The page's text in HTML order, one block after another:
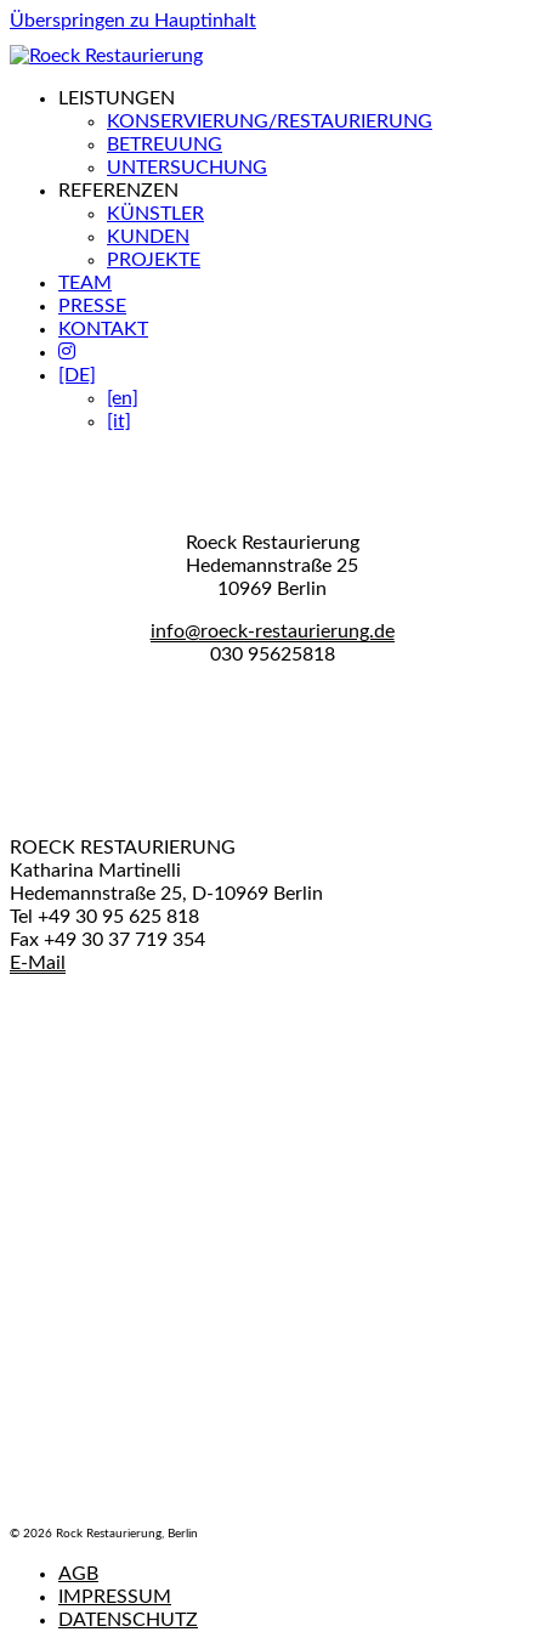
Überspringen zu Hauptinhalt
LEISTUNGEN
KONSERVIERUNG/RESTAURIERUNG
BETREUUNG
UNTERSUCHUNG
REFERENZEN
KÜNSTLER
KUNDEN
PROJEKTE
TEAM
PRESSE
KONTAKT
[DE]
[en]
[it]
Roeck Restaurierung
Hedemannstraße 25
10969 Berlin
info@roeck-restaurierung.de
030 95625818
ROECK RESTAURIERUNG
Katharina Martinelli
Hedemannstraße 25, D-10969 Berlin
Tel +49 30 95 625 818
Fax +49 30 37 719 354
E-Mail
© 2026 Rock Restaurierung, Berlin
AGB
IMPRESSUM
DATENSCHUTZ